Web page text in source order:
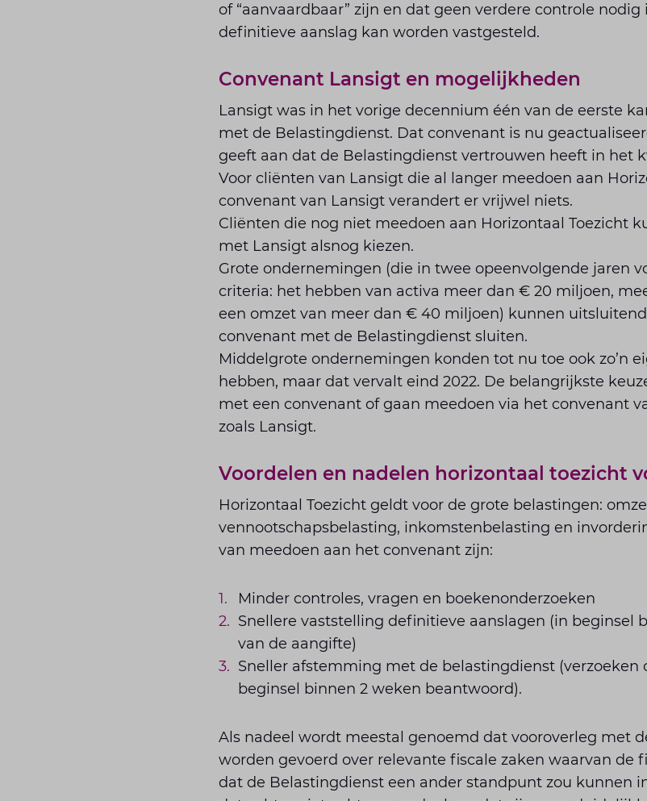
of “aanvaardbaar” zijn en dat geen verdere controle nodig
definitieve aanslag kan worden vastgesteld.
Convenant Lansigt en mogelijkheden
Lansigt was in het vorige decennium één van de eerste
met de Belastingdienst. Dat convenant is nu
geeft aan dat de Belastingdienst vertrouwen heeft in het
Voor cliënten van Lansigt die al langer meedoen aan
convenant van Lansigt verandert er vrijwel niets.
Cliënten die nog niet meedoen aan Horizontaal Toezicht
met Lansigt alsnog kiezen.
Grote ondernemingen (die in twee opeenvolgende jaren
criteria: het hebben van activa meer dan € 20 miljoen,
een omzet van meer dan € 40 miljoen) kunnen
convenant met de Belastingdienst sluiten.
Middelgrote ondernemingen konden tot nu toe ook zo’n
hebben, maar dat vervalt eind 2022. De belangrijkste
met een convenant of gaan meedoen via het convenant
zoals Lansigt.
Voordelen en nadelen horizontaal toezicht
Horizontaal Toezicht geldt voor de grote belastingen:
vennootschapsbelasting, inkomstenbelasting en
van meedoen aan het convenant zijn:
Minder controles, vragen en boekenonderzoeken
Snellere vaststelling definitieve aanslagen (in beginsel
van de aangifte)
Sneller afstemming met de belastingdienst (verzoeken
beginsel binnen 2 weken beantwoord).
Als nadeel wordt meestal genoemd dat vooroverleg met
worden gevoerd over relevante fiscale zaken waarvan de
dat de Belastingdienst een ander standpunt zou kunnen